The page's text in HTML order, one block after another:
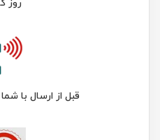
روز
قبل از ارسال با